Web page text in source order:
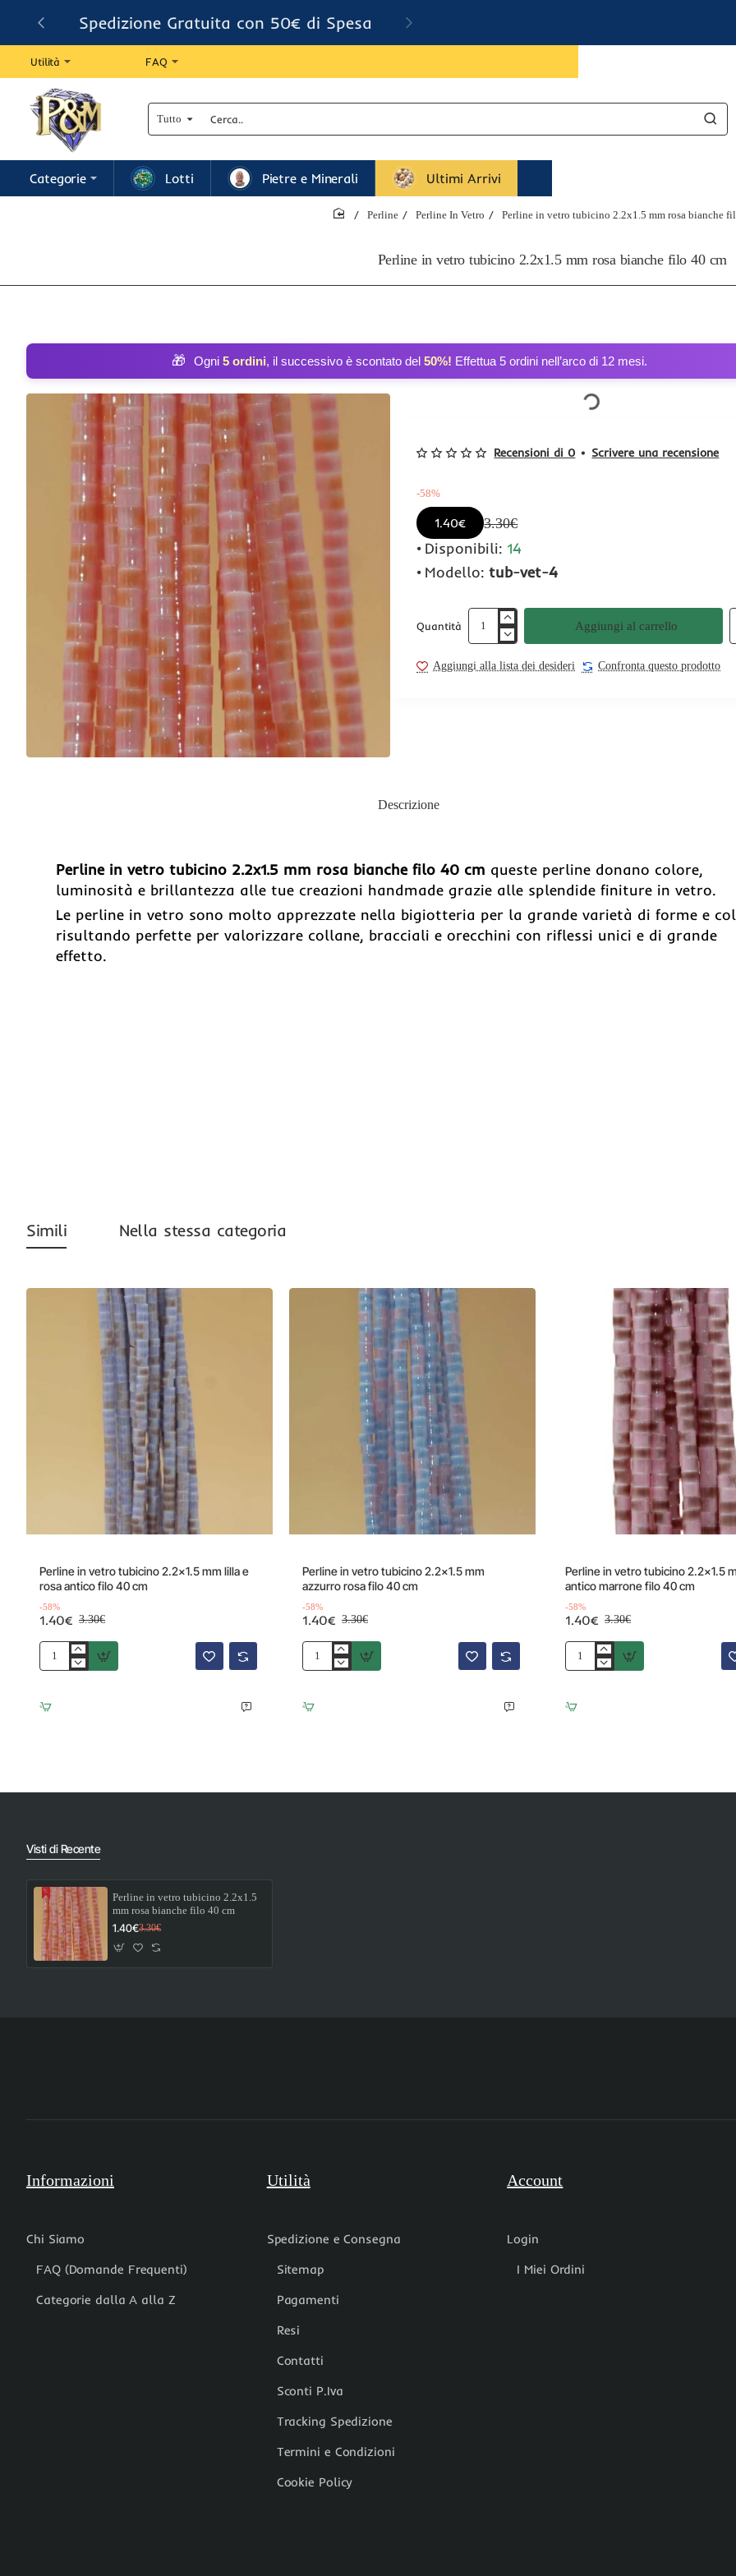
Spedizione Gratuita con 50€ di Spesa
Utilità FAQ
Tutto
Cerca..
Categorie Lotti Pietre e Minerali Ultimi Arrivi
Perline in vetro tubicino 2.2x1.5 mm rosa bianche filo 40 cm
Perline Perline In Vetro Perline in vetro tubicino 2.2x1.5 mm rosa bianche
🎁 Ogni 5 ordini, il successivo è scontato del 50%! Effettua 5 ordini nell’arco di 12 mesi.
Recensioni di 0 • Scrivere una recensione
-58%
1.40€ 3.30€
Disponibili: 14
Modello: tub-vet-4
Quantità Aggiungi al carrello
Aggiungi alla lista dei desideri Confronta questo prodotto
Descrizione
Perline in vetro tubicino 2.2x1.5 mm rosa bianche filo 40 cm queste perline donano colore,
luminosità e brillantezza alle tue creazioni handmade grazie alle splendide finiture in vetro.
Le perline in vetro sono molto apprezzate nella bigiotteria per la grande varietà di forme e
risultando perfette per valorizzare collane, bracciali e orecchini con riflessi unici e di grande
effetto.
Simili Nella stessa categoria
Perline in vetro tubicino 2.2x1.5 mm lilla e
rosa antico filo 40 cm
-58%
1.40€ 3.30€
Perline
in
tubicino
2.2x1.5
filo
Perline in vetro tubicino 2.2x1.5 mm
azzurro rosa filo 40 cm
-58%
1.40€ 3.30€
Perline
in
tubicino
2.2x1.5
cm
Perline in vetro tubicino 2.2x1.5
antico marrone filo 40 cm
-58%
1.40€ 3.30€
Perline
in
tubicino
2.2x1.5
40
Visti di Recente
Perline in vetro tubicino 2.2x1.5
mm rosa bianche filo 40 cm
1.40€3.30€
Informazioni
Chi Siamo
FAQ (Domande Frequenti)
Categorie dalla A alla Z
Utilità
Spedizione e Consegna
Sitemap
Pagamenti
Resi
Contatti
Sconti P.Iva
Tracking Spedizione
Termini e Condizioni
Cookie Policy
Account
Login
I Miei Ordini